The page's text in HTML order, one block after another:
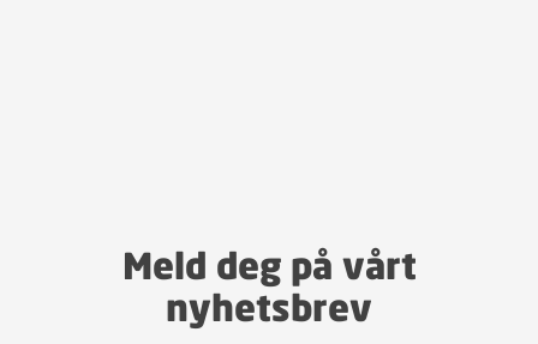
Meld deg på vårt
nyhetsbrev